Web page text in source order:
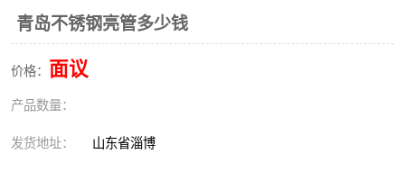
青岛不锈钢亮管多少钱
价格： 面议
产品数量：
发货地址： 山东省淄博